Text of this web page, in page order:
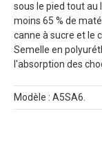
sous le pied tout au
moins 65 % de
canne à sucre et le
Semelle en
l'absorption des
Modèle : A5SA6.